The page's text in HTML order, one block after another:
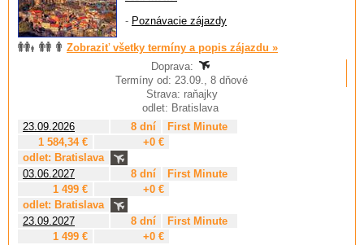
- Poznávacie zájazdy
Zobraziť všetky termíny a popis zájazdu »
Doprava:
Termíny od: 23.09., 8 dňové
Strava: raňajky
odlet: Bratislava
23.09.2026
8 dní
First Minute
1 584,34 €
+0 €
odlet: Bratislava
03.06.2027
8 dní
First Minute
1 499 €
+0 €
odlet: Bratislava
23.09.2027
8 dní
First Minute
1 499 €
+0 €